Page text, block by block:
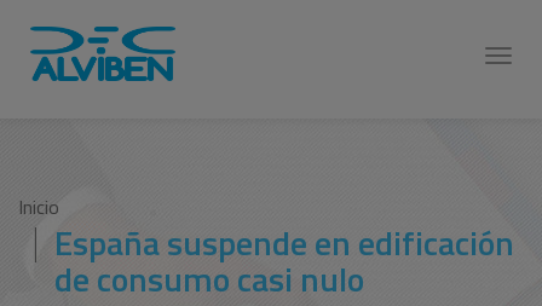
Inicio
España suspende en edificación
de consumo casi nulo